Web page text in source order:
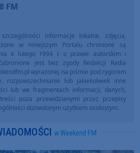
FM
informacje lokalne, zdjęcia,
w niniejszym Portalu chronione są
4 lutego 1994 r. o prawie autorskim i
jest bez zgody Redakcji Radia
wyrażonej na piśmie pod rygorem
rozpowszechnianie lub jakiekolwiek inne
lub we fragmentach informacji, danych,
poza przewidzianymi przez przepisy
dozwolonym użytkiem osobistym.
w Weekend FM